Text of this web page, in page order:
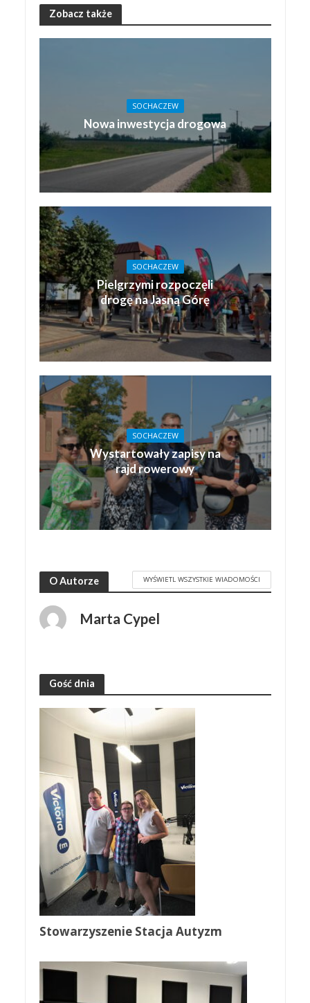
Zobacz także
SOCHACZEW
Nowa inwestycja drogowa
SOCHACZEW
Pielgrzymi rozpoczęli
drogę na Jasną Górę
SOCHACZEW
Wystartowały zapisy na
rajd rowerowy
O Autorze WYŚWIETL WSZYSTKIE WIADOMOŚCI
Marta Cypel
Gość dnia
Stowarzyszenie Stacja Autyzm